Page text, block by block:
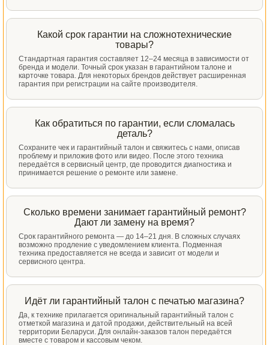
Какой срок гарантии на сложнотехнические
товары?
Стандартная гарантия составляет 12–24 месяца в зависимости от
бренда и модели. Точный срок указан в гарантийном талоне и
карточке товара. Для некоторых брендов действует расширенная
гарантия при регистрации на сайте производителя.
Как обратиться по гарантии, если сломалась
деталь?
Сохраните чек и гарантийный талон и свяжитесь с нами, описав
проблему и приложив фото или видео. После этого техника
передаётся в сервисный центр, где проводится диагностика и
принимается решение о ремонте или замене.
Сколько времени занимает гарантийный ремонт?
Дают ли замену на время?
Срок гарантийного ремонта — до 14–21 дня. В сложных случаях
возможно продление с уведомлением клиента. Подменная
техника предоставляется не всегда и зависит от модели и
сервисного центра.
Идёт ли гарантийный талон с печатью магазина?
Да, к технике прилагается оригинальный гарантийный талон с
отметкой магазина и датой продажи, действительный на всей
территории Беларуси. Для онлайн-заказов талон передаётся
вместе с товаром и кассовым чеком.